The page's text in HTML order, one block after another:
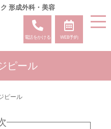
形成外科・美容
電話をかける WEB予約
ピール
ピール